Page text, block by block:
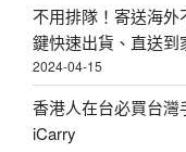
不用排隊！寄送海
鍵快速出貨、直送到
2024-04-15
香港人在台必買台
iCarry